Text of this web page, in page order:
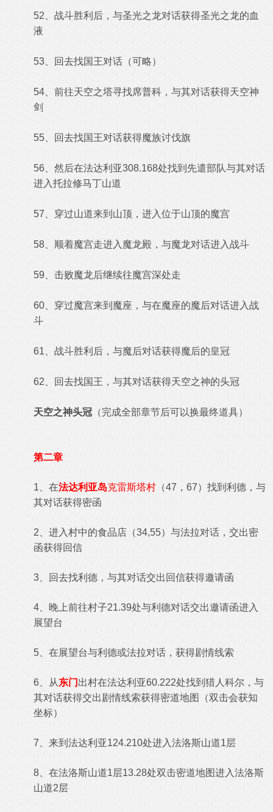
52、战斗胜利后，与圣光之龙对话获得圣光之龙的血
液
53、回去找国王对话（可略）
54、前往天空之塔寻找席普科，与其对话获得天空神
剑
55、回去找国王对话获得魔族讨伐旗
56、然后在法达利亚308.168处找到先遣部队与其对话
进入托拉修马丁山道
57、穿过山道来到山顶，进入位于山顶的魔宫
58、顺着魔宫走进入魔龙殿，与魔龙对话进入战斗
59、击败魔龙后继续往魔宫深处走
60、穿过魔宫来到魔座，与在魔座的魔后对话进入战
斗
61、战斗胜利后，与魔后对话获得魔后的皇冠
62、回去找国王，与其对话获得天空之神的头冠
天空之神头冠 （完成全部章节后可以换最终道具）
第二章
1、在法达利亚岛克雷斯塔村 （47，67）找到利德，与
其对话获得密函
2、进入村中的食品店（34,55）与法拉对话，交出密
函获得回信
3、回去找利德，与其对话交出回信获得邀请函
4、晚上前往村子21.39处与利德对话交出邀请函进入
展望台
5、在展望台与利德或法拉对话，获得剧情线索
6、从东门 出村在法达利亚60.222处找到猎人科尔，与
其对话获得交出剧情线索获得密道地图（双击会获知
坐标）
7、来到法达利亚124.210处进入法洛斯山道1层
8、在法洛斯山道1层13.28处双击密道地图进入法洛斯
山道2层